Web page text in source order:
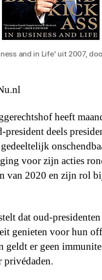
and in Life' uit 2007,
heeft
president deels
voor zijn acties
van 2020 en zijn rol
dat oud-
genieten voor hun
geldt er geen
privédaden.